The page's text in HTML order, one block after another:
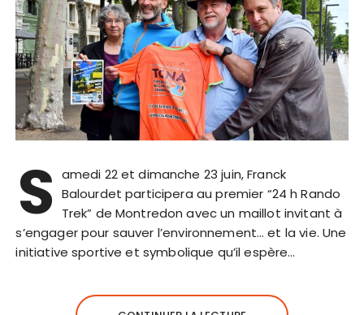
S amedi 22 et dimanche 23 juin, Franck
Balourdet participera au premier “24 h Rando
Trek” de Montredon avec un maillot invitant à
s’engager pour sauver l’environnement… et la vie. Une
initiative sportive et symbolique qu’il espère…